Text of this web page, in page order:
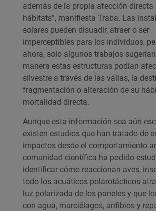
además de la propia afección directa
hábitats”, manifiesta Traba. Las
solares pueden disuadir, atraer o ser
imperceptibles para los individuos,
ahora, solo algunos trabajos
manera estas estructuras podían
silvestre a través de las vallas, la
fragmentación o alteración de su
mortalidad directa.
Aunque esta información sea aún
existen estudios que han tratado de
impactos desde el comportamiento
comunidad científica ha podido
identificar cómo reaccionan aves,
todo los acuáticos polarotácticos
luz polarizada de los paneles y que
con agua, murciélagos, anfibios y